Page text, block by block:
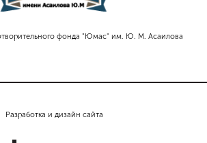
фонда "Юмас" им. Ю. М. Асаилова
Разработка и дизайн сайта